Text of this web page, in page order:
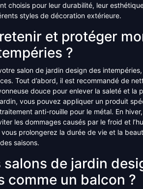
choisis pour leur durabilité, leur
styles de décoration extérieure.
et protéger
?
salon de jardin design des
Tout d’abord, il est recommandé de
douce pour enlever la saleté et la
vous pouvez appliquer un produit
anti-rouille pour le métal. En
les dommages causés par le froid et
prolongerez la durée de vie et la
saisons.
de jardin
comme un balcon ?